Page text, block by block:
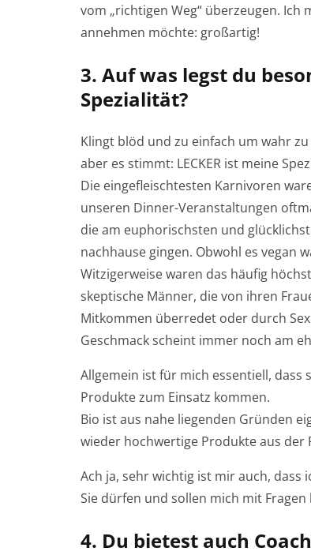
vom „richtigen Weg“ überzeugen. Ich
annehmen möchte: großartig!
3. Auf was legst du
Spezialität?
Klingt blöd und zu einfach um wahr zu
aber es stimmt: LECKER ist meine
Die eingefleischtesten Karnivoren
unseren Dinner-Veranstaltungen
die am euphorischsten und
nachhause gingen. Obwohl es vegan
Witzigerweise waren das häufig höchst
skeptische Männer, die von ihren
Mitkommen überredet oder durch
Geschmack scheint immer noch am
Allgemein ist für mich essentiell, dass
Produkte zum Einsatz kommen.
Bio ist aus nahe liegenden Gründen
wieder hochwertige Produkte aus
Ach ja, sehr wichtig ist mir auch,
Sie dürfen und sollen mich mit Fragen
4. Du bietest auch